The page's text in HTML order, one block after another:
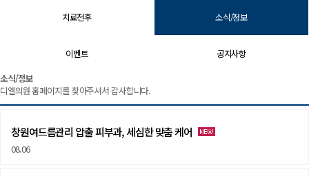
치료전후
소식/정보
이벤트
공지사항
소식/정보 | 창원 피부과 디엘의원
소식/정보
디엘의원 홈페이지를 찾아주셔서 감사합니다.
창원여드름관리 압출 피부과, 세심한 맞춤 케어
08.06